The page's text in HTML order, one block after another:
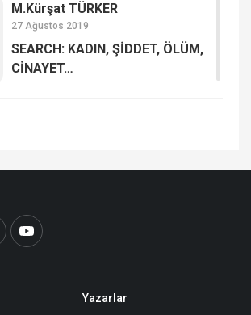
M.Kürşat TÜRKER
27 Ağustos 2019
SEARCH: KADIN, ŞİDDET, ÖLÜM,
CİNAYET…
Yazarlar